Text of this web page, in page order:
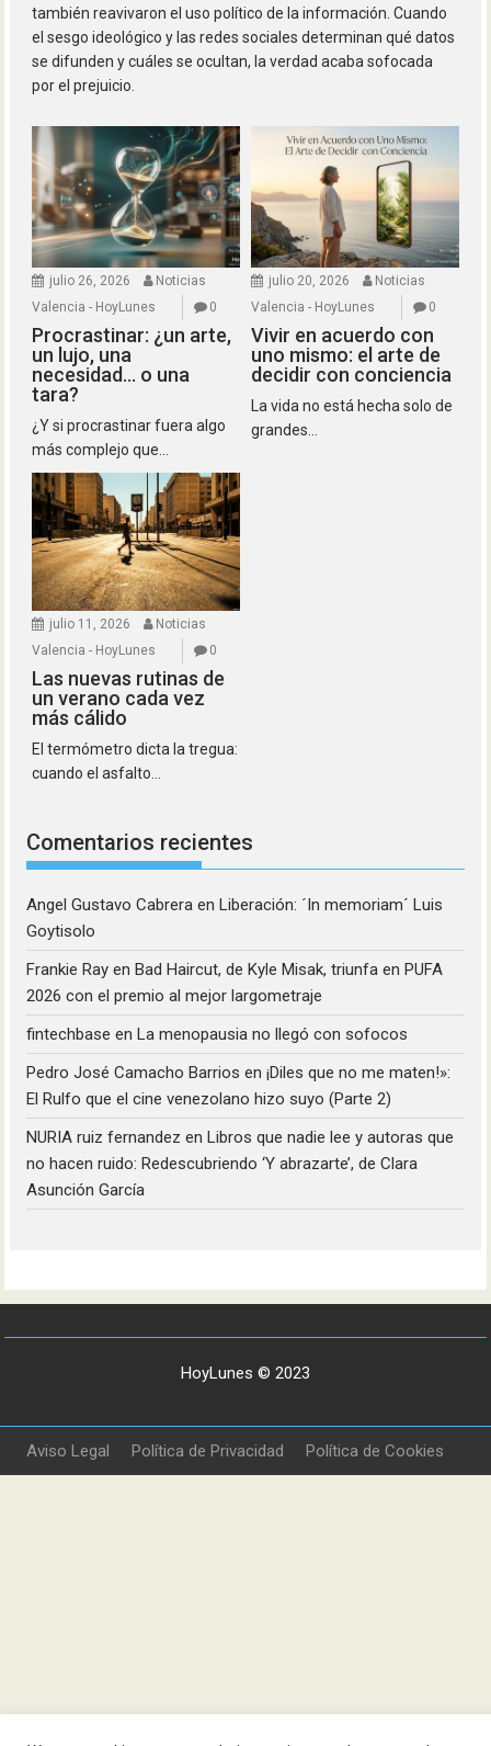
también reavivaron el uso político de la información. Cuando
el sesgo ideológico y las redes sociales determinan qué datos
se difunden y cuáles se ocultan, la verdad acaba sofocada
por el prejuicio.
julio 26, 2026
Noticias
Valencia - HoyLunes
0
Procrastinar: ¿un arte,
un lujo, una
necesidad… o una
tara?
¿Y si procrastinar fuera algo
más complejo que...
julio 20, 2026
Noticias
Valencia - HoyLunes
0
Vivir en acuerdo con
uno mismo: el arte de
decidir con conciencia
La vida no está hecha solo de
grandes...
julio 11, 2026
Noticias
Valencia - HoyLunes
0
Las nuevas rutinas de
un verano cada vez
más cálido
El termómetro dicta la tregua:
cuando el asfalto...
Comentarios recientes
Angel Gustavo Cabrera enLiberación: ´In memoriam´ Luis
Goytisolo
Frankie Ray enBad Haircut, de Kyle Misak, triunfa en PUFA
2026 con el premio al mejor largometraje
fintechbase enLa menopausia no llegó con sofocos
Pedro José Camacho Barrios en¡Diles que no me maten!»:
El Rulfo que el cine venezolano hizo suyo (Parte 2)
NURIA ruiz fernandez enLibros que nadie lee y autoras que
no hacen ruido: Redescubriendo ‘Y abrazarte’, de Clara
Asunción García
HoyLunes © 2023
Aviso Legal Política de Privacidad Política de Cookies